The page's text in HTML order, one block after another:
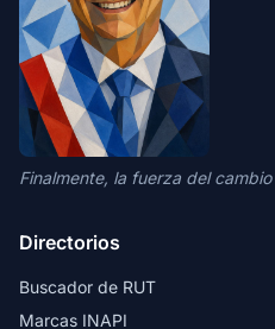
Finalmente, la fuerza del cambio
Directorios
Buscador de RUT
Marcas INAPI